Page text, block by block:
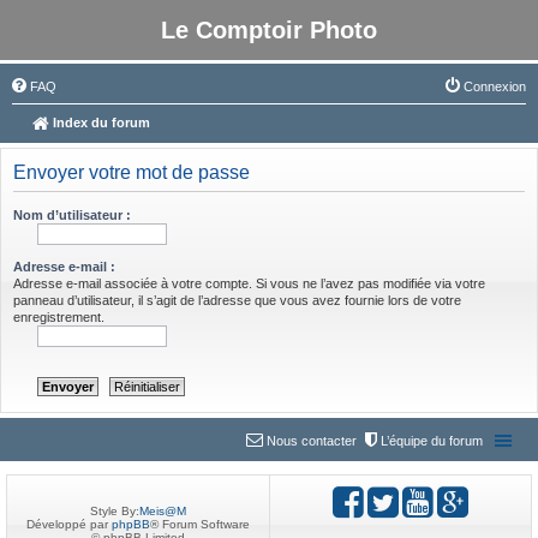
Le Comptoir Photo
FAQ Connexion
Index du forum
Envoyer votre mot de passe
Nom d’utilisateur :
Adresse e-mail :
Adresse e-mail associée à votre compte. Si vous ne l’avez pas modifiée via votre
panneau d’utilisateur, il s’agit de l’adresse que vous avez fournie lors de votre
enregistrement.
L’équipe du forum
Nous contacter
Style By:Meis@M
Développé parphpBB® Forum Software